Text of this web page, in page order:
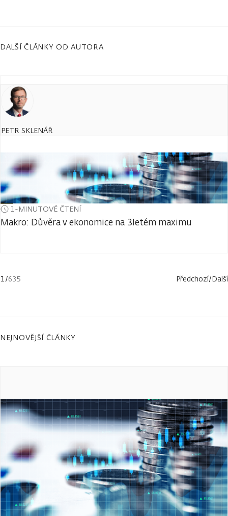
DALŠÍ ČLÁNKY OD AUTORA
PETR SKLENÁŘ
1-MINUTOVÉ ČTENÍ
Makro: Důvěra v ekonomice na 3letém maximu
1/635 Předchozí/Další
NEJNOVĚJŠÍ ČLÁNKY